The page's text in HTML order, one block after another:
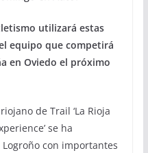
utilizará estas
equipo que competirá
en Oviedo el próximo
de Trail ‘La Rioja
se ha
con importantes